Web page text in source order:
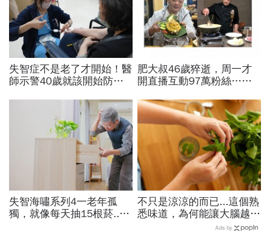
失智症不是老了才開始！醫
師示警40歲就該開始防失
肥大叔46歲猝逝，周一才
開直播互動97萬粉絲…常
爆瘦有關？體重異常減輕9
警訊
失智海嘯系列4一老年孤
獨，就像每天抽15根菸...
不只是涼涼的而已...這個熟
悉味道，為何能讓大腦越聞
越靈光？醫師：每天幾分
Ads by